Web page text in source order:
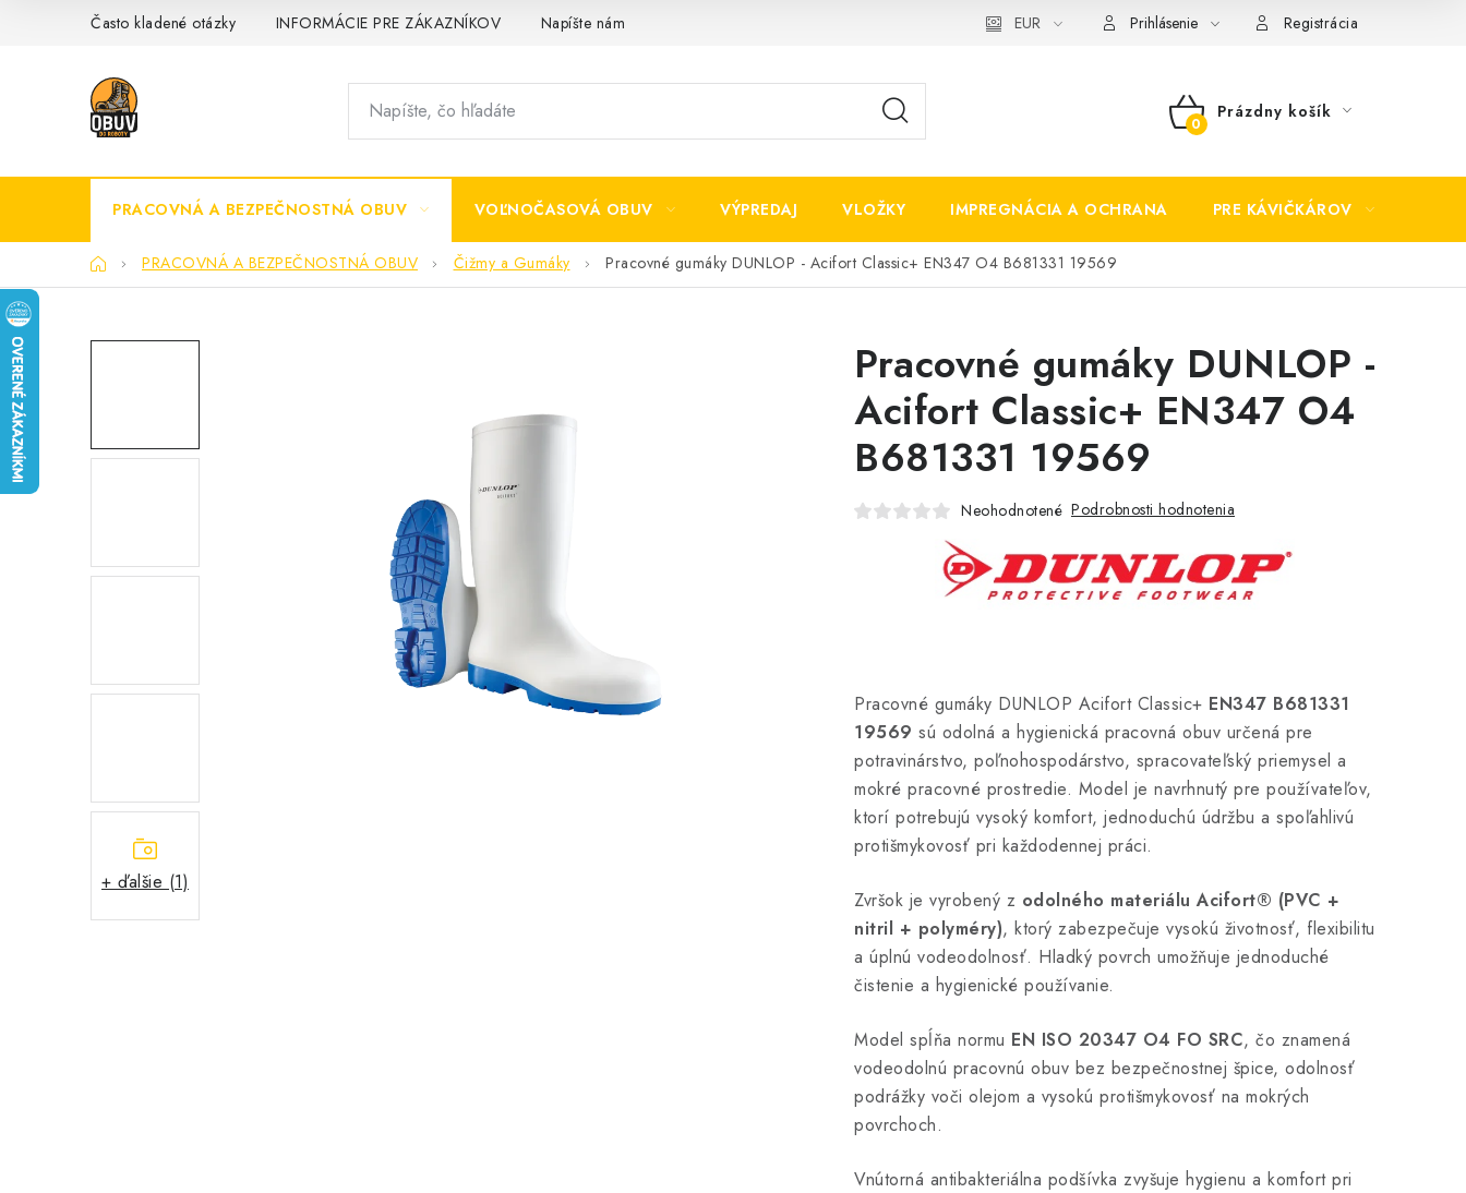
Často kladené otázky INFORMÁCIE PRE ZÁKAZNÍKOV Napíšte nám EUR Prihlásenie Registrácia
NÁKUPNÝ
Prázdny košík
PRACOVNÁ A BEZPEČNOSTNÁ OBUV VOĽNOČASOVÁ OBUV VÝPREDAJ VLOŽKY IMPREGNÁCIA A OCHRANA PRE KÁVIČKÁROV
DomovPRACOVNÁ A BEZPEČNOSTNÁ OBUV Čižmy a Gumáky Pracovné gumáky DUNLOP - Acifort Classic+ EN347 O4 B681331 19569
+ ďalšie (1)
Pracovné gumáky DUNLOP -
Acifort Classic+ EN347 O4
B681331 19569
Neohodnotené Podrobnosti hodnotenia
Pracovné gumáky DUNLOP Acifort Classic+ EN347 B681331
19569 sú odolná a hygienická pracovná obuv určená pre
potravinárstvo, poľnohospodárstvo, spracovateľský priemysel a
mokré pracovné prostredie. Model je navrhnutý pre používateľov,
ktorí potrebujú vysoký komfort, jednoduchú údržbu a spoľahlivú
protišmykovosť pri každodennej práci.
Zvršok je vyrobený z odolného materiálu Acifort® (PVC +
nitril + polyméry), ktorý zabezpečuje vysokú životnosť, flexibilitu
a úplnú vodeodolnosť. Hladký povrch umožňuje jednoduché
čistenie a hygienické používanie.
Model spĺňa normu EN ISO 20347 O4 FO SRC, čo znamená
vodeodolnú pracovnú obuv bez bezpečnostnej špice, odolnosť
podrážky voči olejom a vysokú protišmykovosť na mokrých
povrchoch.
Vnútorná antibakteriálna podšívka zvyšuje hygienu a komfort pri